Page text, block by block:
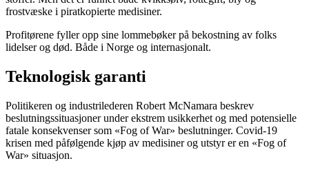
frostvæske i piratkopierte medisiner.
Profitørene fyller opp sine lommebøker på bekostning av folks
lidelser og død. Både i Norge og internasjonalt.
Teknologisk garanti
Politikeren og industrilederen Robert McNamara beskrev
beslutningssituasjoner under ekstrem usikkerhet og med potensielle
fatale konsekvenser som «Fog of War» beslutninger. Covid-19
krisen med påfølgende kjøp av medisiner og utstyr er en «Fog of
War» situasjon.